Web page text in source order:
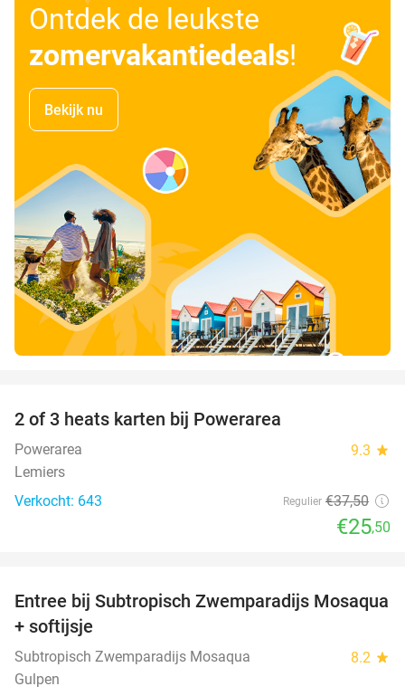
Ontdek de leukste
zomervakantiedeals!
Bekijk nu
2 of 3 heats karten bij Powerarea
Powerarea 9.3 star
Lemiers
Verkocht: 643
Regulier €37,50
€25,50
25%
Entree bij Subtropisch Zwemparadijs Mosaqua
+ softijsje
Subtropisch Zwemparadijs Mosaqua 8.2 star
Gulpen